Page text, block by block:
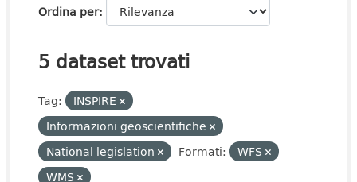
Ordina per
5 dataset trovati
Tag:
INSPIRE
Informazioni geoscientifiche
National legislation
Formati:
WFS
WMS